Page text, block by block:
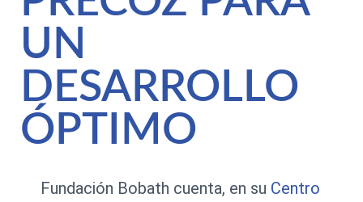
UN
DESARROLLO
ÓPTIMO
Fundación Bobath cuenta, en su Centro